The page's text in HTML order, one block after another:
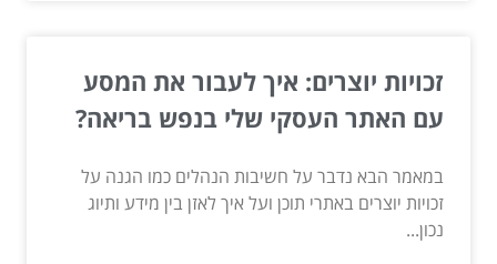
זכויות יוצרים: איך לעבור את המסע
עם האתר העסקי שלי בנפש בריאה?
במאמר הבא נדבר על חשיבות הנהלים כמו הגנה על
זכויות יוצרים באתרי תוכן ועל איך לאזן בין מידע ותיוג
נכון...